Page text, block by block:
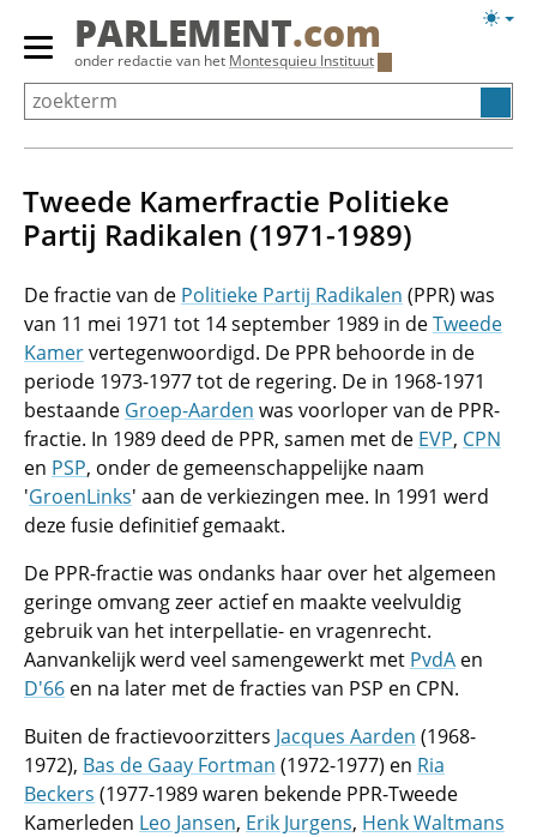
Overslaan
Primair
menu
tonen/verbergen
PARLEMENT.com
onder redactie van het Montesquieu Instituut
Tweede Kamerfractie Politieke
Partij Radikalen (1971-1989)
De fractie van de Politieke Partij Radikalen (PPR) was
van 11 mei 1971 tot 14 september 1989 in deTweede
Kamervertegenwoordigd. De PPR behoorde in de
periode 1973-1977 tot de regering. De in 1968-1971
bestaande Groep-Aarden was voorloper van de PPR-
fractie. In 1989 deed de PPR, samen met de EVP, CPN
en PSP, onder de gemeenschappelijke naam
'GroenLinks' aan de verkiezingen mee. In 1991 werd
deze fusie definitief gemaakt.
De PPR-fractie was ondanks haar over het algemeen
geringe omvang zeer actief en maakte veelvuldig
gebruik van het interpellatie- en vragenrecht.
Aanvankelijk werd veel samengewerkt met PvdA en
D'66 en na later met de fracties van PSP en CPN.
Buiten de fractievoorzitters Jacques Aarden (1968-
1972), Bas de Gaay Fortman (1972-1977) en Ria
Beckers (1977-1989 waren bekende PPR-Tweede
Kamerleden Leo Jansen, Erik Jurgens, Henk Waltmans